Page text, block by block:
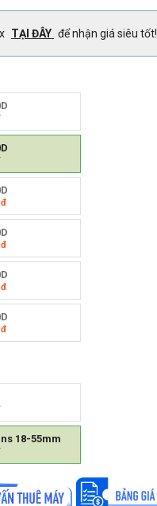
TẠI ĐÂY để nhận giá siêu tốt!
18-55mm